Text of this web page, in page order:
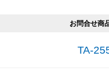
お問合せ商
TA-